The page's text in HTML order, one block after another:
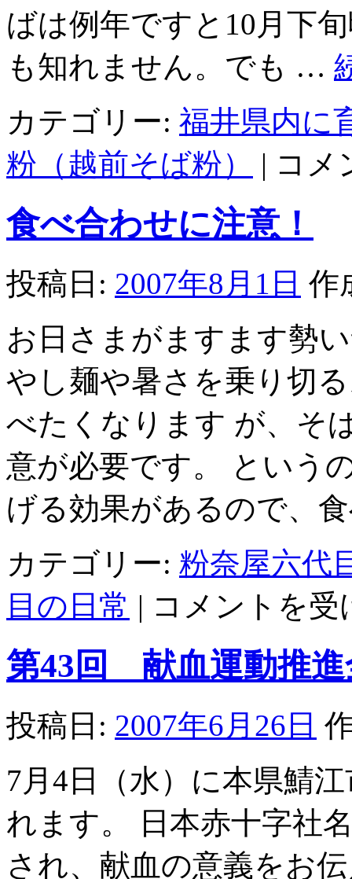
ば
会
～
ばは例年ですと10月下
も知れません。でも …
カテゴリー: 福井県内に
粉（越前そば粉）
|
ま
き
ま
り
し
た。
コメ
食べ合わせに注意！
投稿日: 2007年8月1日 作
お日さまがますます勢
やし麺や暑さを乗り切
べたくなります が、そ
意が必要です。 という
げる効果があるので、
カテゴリー: 粉奈屋六代
目の日常 |
せ
に
は
コメントを
第43回 献血運動推進
投稿日: 2007年6月26日
7月4日（水）に本県鯖
れます。 日本赤十字社
され、献血の意義をお